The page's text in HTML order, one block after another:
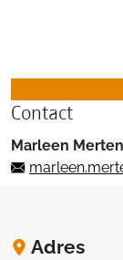
Contact
Marleen
Adres